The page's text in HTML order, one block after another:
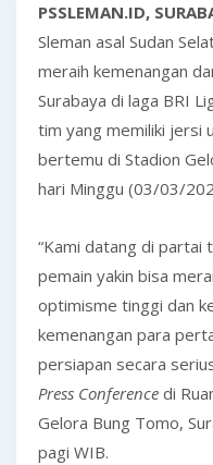
PSSLEMAN.ID,
Sleman asal Sudan
meraih kemenangan
Surabaya di laga BRI
tim yang memiliki jersi
bertemu di Stadion
hari Minggu (03/03/
“Kami datang di partai
pemain yakin bisa
optimisme tinggi dan
kemenangan para
persiapan secara
Press Conference di
Gelora Bung Tomo,
pagi WIB.